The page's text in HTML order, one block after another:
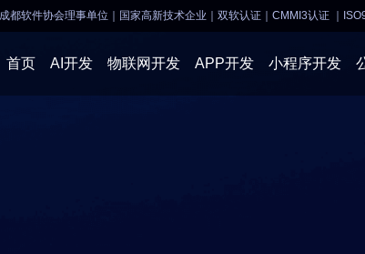
都软件协会理事单位 国家高新技术企业｜双软认证｜CMMI3认证 ｜
首页 AI开发 物联网开发 APP开发 小程序开发